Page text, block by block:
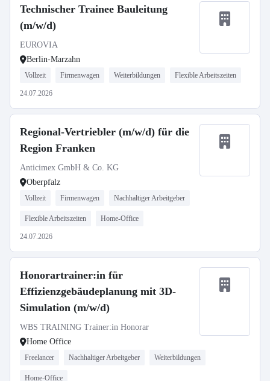
Technischer Trainee Bauleitung
(m/w/d)
EUROVIA
Berlin-Marzahn
Vollzeit Firmenwagen Weiterbildungen Flexible Arbeitszeiten
24.07.2026
Regional-Vertriebler (m/w/d) für die
Region Franken
Anticimex GmbH & Co. KG
Oberpfalz
Vollzeit Firmenwagen Nachhaltiger Arbeitgeber
Flexible Arbeitszeiten Home-Office
24.07.2026
Honorartrainer:in für
Effizienzgebäudeplanung mit 3D-
Simulation (m/w/d)
WBS TRAINING Trainer:in Honorar
Home Office
Freelancer Nachhaltiger Arbeitgeber Weiterbildungen
Home-Office